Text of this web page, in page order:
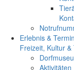
Erlebnis &
Freizeit, Kultur &
Aktivitäten